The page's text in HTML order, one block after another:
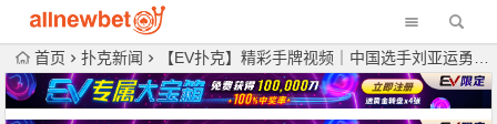
首页 扑克新闻 【EV扑克】精彩手牌视频｜中国选手刘亚运勇夺WSOP金戒指百万豪客赛冠军，丹牛盛赞实至名归！